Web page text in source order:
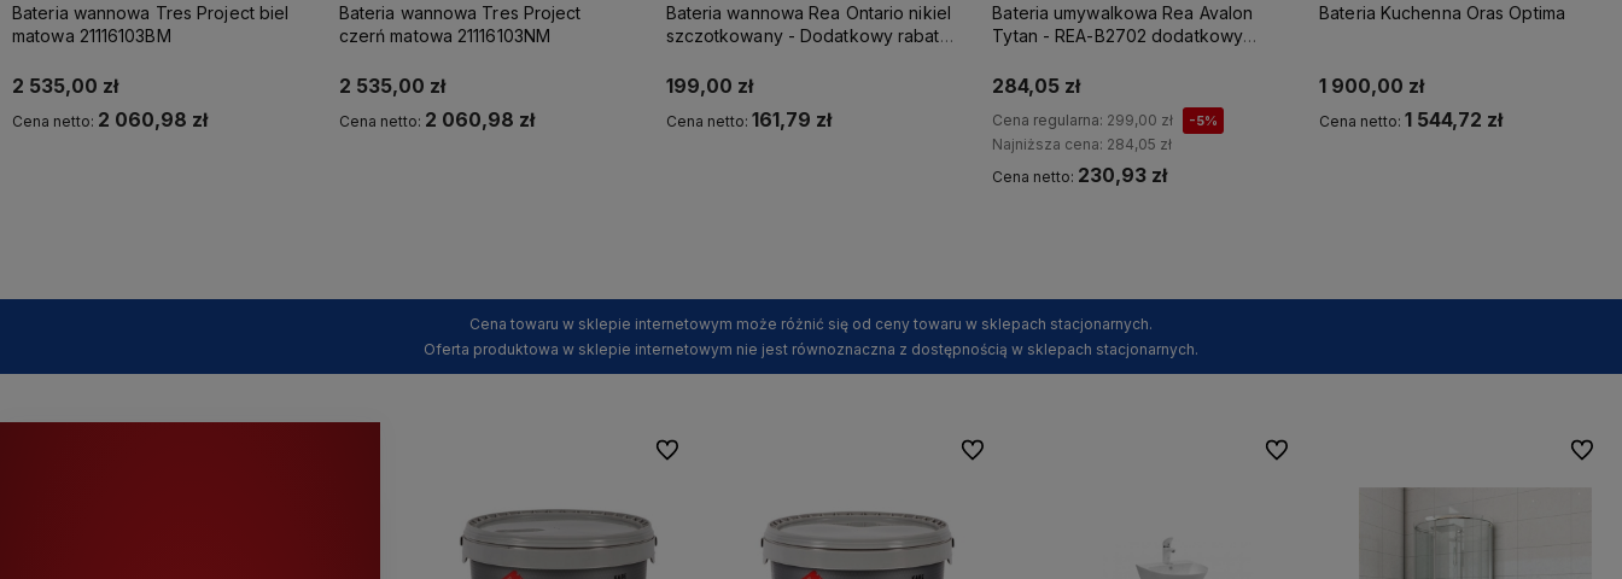
Bateria wannowa Tres Project biel
matowa 21116103BM
2 535,00 zł
Cena netto: 2 060,98 zł
Bateria wannowa Tres Project
czerń matowa 21116103NM
2 535,00 zł
Cena netto: 2 060,98 zł
Bateria wannowa Rea Ontario nikiel
szczotkowany - Dodatkowy rabat
199,00 zł
Cena netto: 161,79 zł
Bateria umywalkowa Rea Avalon
Tytan - REA-B2702 dodatkowy
284,05 zł
Cena regularna: 299,00 zł -5%
Najniższa cena: 284,05 zł
Cena netto: 230,93 zł
Bateria Kuchenna Oras Optima
1 900,00 zł
Cena netto:1 544,72 zł
Cena towaru w sklepie internetowym może różnić się od ceny towaru w sklepach stacjonarnych.
Oferta produktowa w sklepie internetowym nie jest równoznaczna z dostępnością w sklepach stacjonarnych.
Do ulubionych Do ulubionych Do ulubionych Do